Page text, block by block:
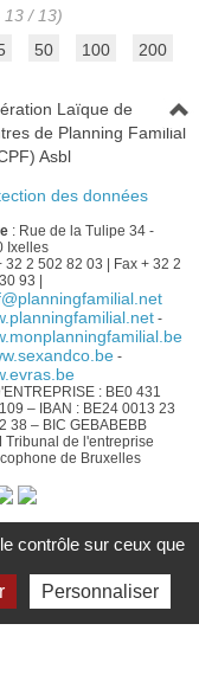
13 / 13)
50 100 200
Laïque de
de Planning Familial
Asbl
des données
: Rue de la Tulipe 34 -
Ixelles
32 2 502 82 03 | Fax + 32 2
93 |
-
-
: BE0 431
– IBAN : BE24 0013 23
38 – BIC GEBABEBB
Tribunal de l'entreprise
de Bruxelles
public
bruxellois
contrôle sur ceux que
Personnaliser